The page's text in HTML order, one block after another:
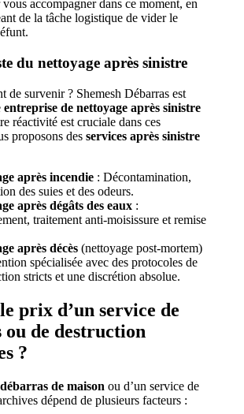
accompagner dans ce moment, en
de la tâche logistique de vider le
du nettoyage après sinistre
de survenir ? Shemesh Débarras est
entreprise de nettoyage après sinistre
réactivité est cruciale dans ces
proposons des services après sinistre
après incendie : Décontamination,
des suies et des odeurs.
après dégâts des eaux :
traitement anti-moisissure et remise
après décès (nettoyage post-mortem)
spécialisée avec des protocoles de
stricts et une discrétion absolue.
prix d’un service de
ou de destruction
?
de maison ou d’un service de
dépend de plusieurs facteurs :